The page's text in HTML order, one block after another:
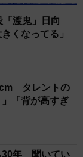
渡鬼」日向
くなってる」
タレントの
「背が高すぎ
30年 聞いてい